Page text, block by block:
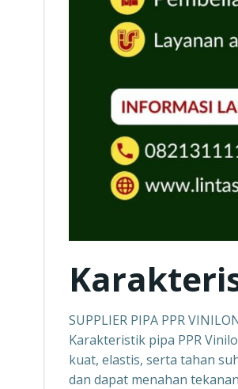
SUPPLIER PIPA PPR
Karakteristik pipa PPR
kuat, elastis, serta tahan
dan dapat menahan